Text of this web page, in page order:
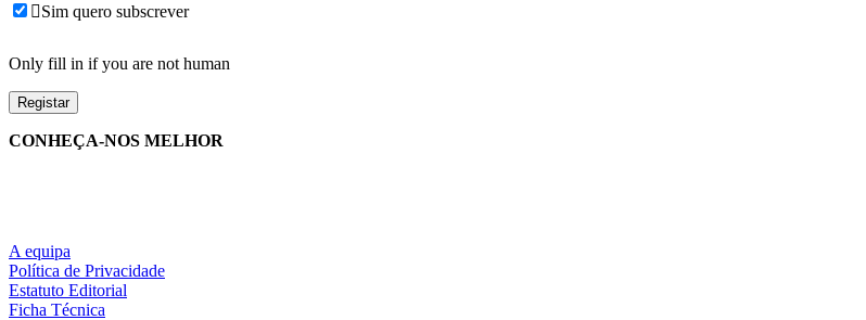
Sim quero subscrever
Only fill in if you are not human
CONHEÇA-NOS MELHOR
A equipa
Política de Privacidade
Estatuto Editorial
Ficha Técnica